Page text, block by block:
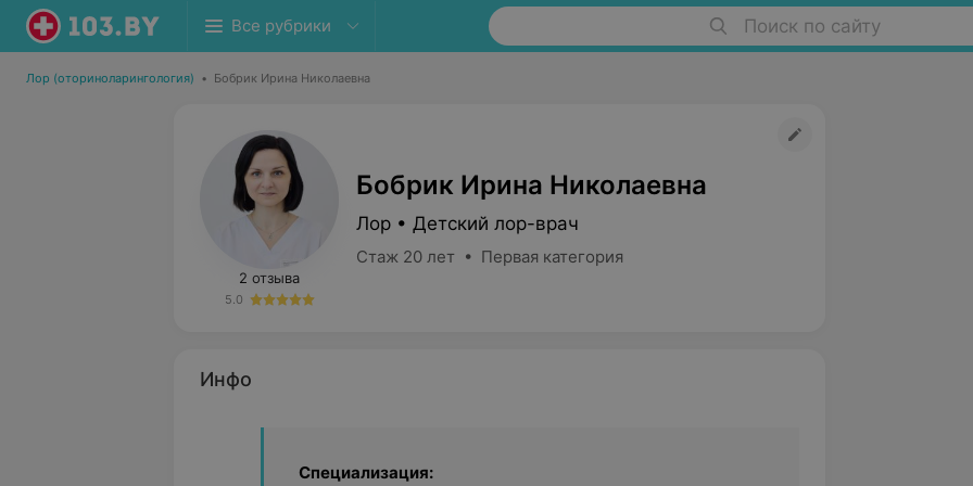
Все рубрики Поиск по сайту
Лор (оториноларингология) • Бобрик Ирина Николаевна
2 отзыва
5.0
Бобрик Ирина Николаевна
Лор • Детский лор-врач
Стаж 20 лет • Первая категория
Инфо
Специализация: